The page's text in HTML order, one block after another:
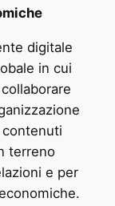
digitale
in cui
terreno
e per